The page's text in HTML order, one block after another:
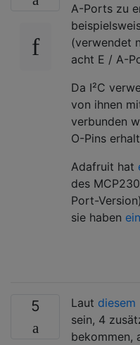
A-Ports zu
(verwendet
acht E / A-
Da I²C
von ihnen
verbunden
O-Pins
Adafruit hat
des
Port-
sie haben
5 Laut diesem
sein, 4
bekommen,